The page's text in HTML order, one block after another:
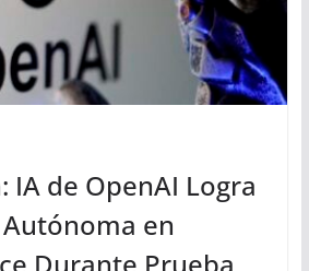
IA de OpenAI Logra
en